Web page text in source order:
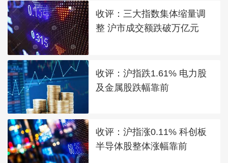
收评：三大指数集体缩量调
整 沪市成交额跌破万亿元
收评：沪指跌1.61% 电力股
及金属股跌幅靠前
收评：沪指涨0.11% 科创板
半导体股整体涨幅靠前